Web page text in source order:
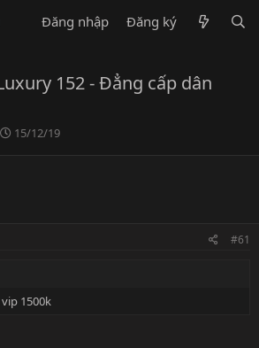
Đăng nhập Đăng ký
152 - Đẳng cấp dân
N
15/12/19
#61
1500k